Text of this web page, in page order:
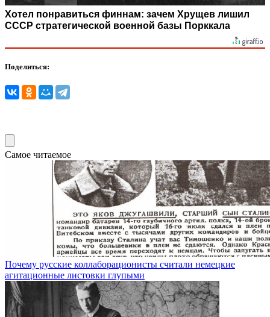
Хотел понравиться финнам: зачем Хрущев лишил
СССР стратегической военной базы Порккала
Поделиться:
Самое читаемое
Почему русские коллаборационисты считали немецкие
агитационные листовки глупыми